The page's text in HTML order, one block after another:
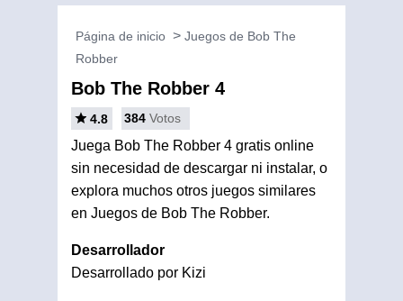
Página de inicio
Juegos de Bob The
Robber
Bob The Robber 4
4.8 384 Votos
Juega Bob The Robber 4 gratis online
sin necesidad de descargar ni instalar, o
explora muchos otros juegos similares
en Juegos de Bob The Robber.
Desarrollador
Desarrollado por Kizi